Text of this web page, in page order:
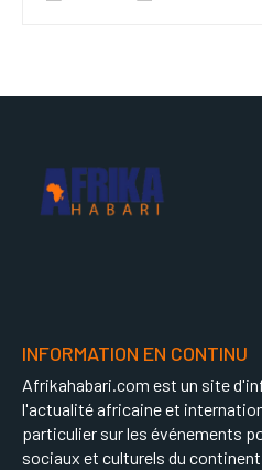
INFORMATION EN CONTINU
Afrikahabari.com est un site
l'actualité africaine et
particulier sur les événements
sociaux et culturels du